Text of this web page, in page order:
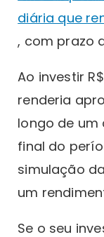
diária que
, com prazo
Ao investir
renderia
longo de um
final do
simulação
um
Se o seu